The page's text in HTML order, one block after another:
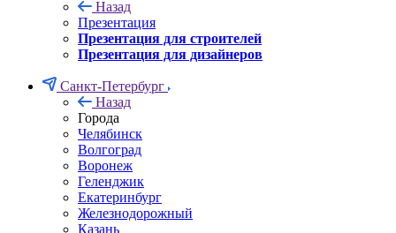
Назад
Презентация
Презентация для строителей
Презентация для дизайнеров
Санкт-Петербург
Назад
Города
Челябинск
Волгоград
Воронеж
Геленджик
Екатеринбург
Железнодорожный
Казань